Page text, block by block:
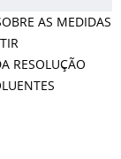
AS MEDIDAS
RESOLUÇÃO